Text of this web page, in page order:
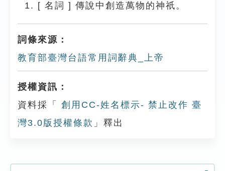
[ 名詞 ] 傳說中創造萬物的神祇。
詞條來源：
教育部臺灣台語常用詞辭典_上帝
授權資訊：
資料採「
創用CC-姓名標示- 禁止改作 臺
灣3.0版授權條款 」釋出